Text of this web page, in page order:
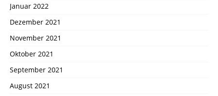
Januar 2022
Dezember 2021
November 2021
Oktober 2021
September 2021
August 2021